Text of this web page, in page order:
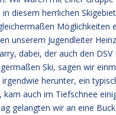
in diesem herrlichen
Möglichkeiten
unserem Jugendleiter
dabei, der auch den
Ski, sagen wir
irgendwie herunter, ein
kam auch im Tiefschnee
gelangten wir an eine